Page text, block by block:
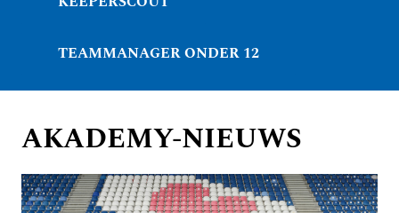
TEAMMANAGER ONDER 12
AKADEMY-NIEUWS